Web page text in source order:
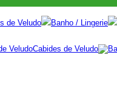
de Veludo Banho / Lingerie
Cabides de Veludo